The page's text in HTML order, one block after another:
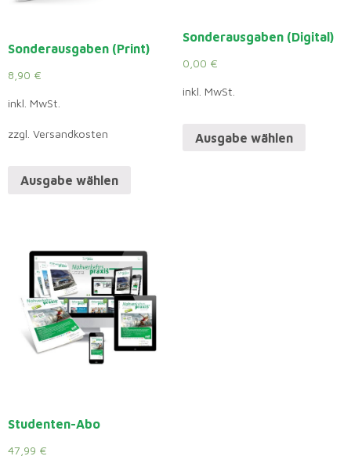
Sonderausgaben (Print)
8,90 €
inkl. MwSt.
zzgl. Versandkosten
Ausgabe wählen
Sonderausgaben (Digital)
0,00 €
inkl. MwSt.
Ausgabe wählen
Studenten-Abo
47,99 €